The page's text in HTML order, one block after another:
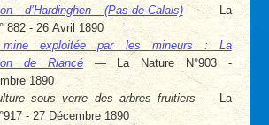
d’Hardinghen (Pas-de-Calais)— La
882 - 26 Avril 1890
mine exploitée par les mineurs : La
de Riancé— La Nature N°903 -
1890
sous verre des arbres fruitiers— La
- 27 Décembre 1890